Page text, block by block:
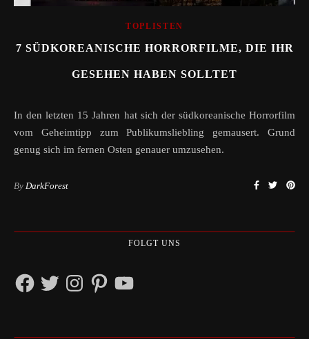
TOPLISTEN
7 SÜDKOREANISCHE HORRORFILME, DIE IHR
GESEHEN HABEN SOLLTET
In den letzten 15 Jahren hat sich der südkoreanische Horrorfilm
vom Geheimtipp zum Publikumsliebling gemausert. Grund
genug sich im fernen Osten genauer umzusehen.
By DarkForest
FOLGT UNS
FacebookTwitterInstagramPinterestYouTube